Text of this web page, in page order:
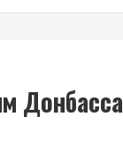
Донбасса